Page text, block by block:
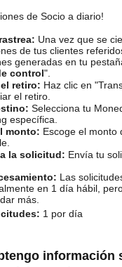
de Socio a diario!
Una vez que se
de tus clientes
generadas en tu
control".
retiro: Haz clic en
el retiro.
Selecciona tu
específica.
monto: Escoge el monto
la solicitud: Envía tu
Las
en 1 día hábil,
más.
1 por día
información